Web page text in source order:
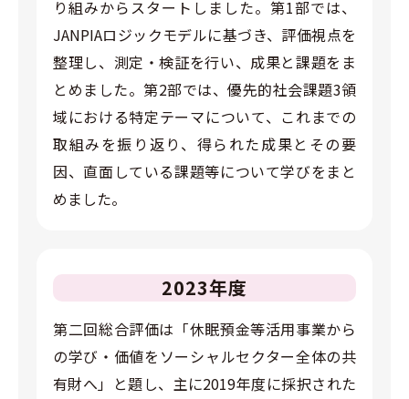
り組みからスタートしました。第1部では、
JANPIAロジックモデルに基づき、評価視点を
整理し、測定・検証を行い、成果と課題をま
とめました。第2部では、優先的社会課題3領
域における特定テーマについて、これまでの
取組みを振り返り、得られた成果とその要
因、直面している課題等について学びをまと
めました。
2023年度
第二回総合評価は「休眠預金等活用事業から
の学び・価値をソーシャルセクター全体の共
有財へ」と題し、主に2019年度に採択された